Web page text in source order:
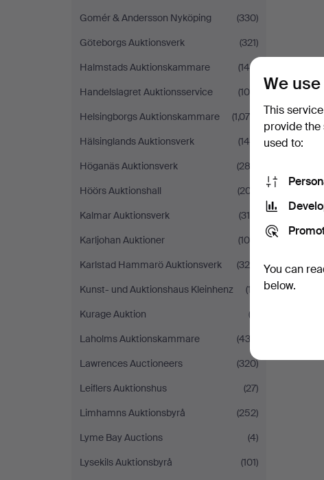
Gomér & Andersson Nyköping
(330)
Göteborgs Auktionsverk
(321)
Halmstads Auktionskammare
(140)
Handelslagret Auktionsservice
(105)
Helsingborgs Auktionskammare
(1,078)
Hälsinglands Auktionsverk
(148)
Höganäs Auktionsverk
(282)
Höörs Auktionshall
(207)
Kalmar Auktionsverk
(318)
Karljohan Auktioner
(109)
Karlstad Hammarö Auktionsverk
(325)
Kunst- und Auktionshaus Kleinhenz
(17)
Kurage Auktion
(2)
Laholms Auktionskammare
(433)
Lawrences Auctioneers
(320)
Leiflers Auktionshus
(27)
Limhamns Auktionsbyrå
(252)
Lyme Bay Auctions
(4)
Lysekils Auktionsbyrå
(101)
We
This
provide the
used to:
You can
below.